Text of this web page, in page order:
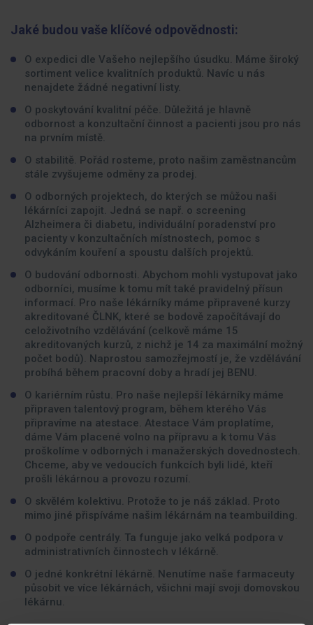
Jaké budou vaše klíčové odpovědnosti:
O expedici dle Vašeho nejlepšího úsudku. Máme široký
sortiment velice kvalitních produktů. Navíc u nás
nenajdete žádné negativní listy.
O poskytování kvalitní péče. Důležitá je hlavně
odbornost a konzultační činnost a pacienti jsou pro nás
na prvním místě.
O stabilitě. Pořád rosteme, proto našim zaměstnancům
stále zvyšujeme odměny za prodej.
O odborných projektech, do kterých se můžou naši
lékárníci zapojit. Jedná se např. o screening
Alzheimera či diabetu, individuální poradenství pro
pacienty v konzultačních místnostech, pomoc s
odvykáním kouření a spoustu dalších projektů.
O budování odbornosti. Abychom mohli vystupovat jako
odborníci, musíme k tomu mít také pravidelný přísun
informací. Pro naše lékárníky máme připravené kurzy
akreditované ČLNK, které se bodově započítávají do
celoživotního vzdělávání (celkově máme 15
akreditovaných kurzů, z nichž je 14 za maximální možný
počet bodů). Naprostou samozřejmostí je, že vzdělávání
probíhá během pracovní doby a hradí jej BENU.
O kariérním růstu. Pro naše nejlepší lékárníky máme
připraven talentový program, během kterého Vás
připravíme na atestace. Atestace Vám proplatíme,
dáme Vám placené volno na přípravu a k tomu Vás
proškolíme v odborných i manažerských dovednostech.
Chceme, aby ve vedoucích funkcích byli lidé, kteří
prošli lékárnou a provozu rozumí.
O skvělém kolektivu. Protože to je náš základ. Proto
mimo jiné přispíváme našim lékárnám na teambuilding.
O podpoře centrály. Ta funguje jako velká podpora v
administrativních činnostech v lékárně.
O jedné konkrétní lékárně. Nenutíme naše farmaceuty
působit ve více lékárnách, všichni mají svoji domovskou
lékárnu.